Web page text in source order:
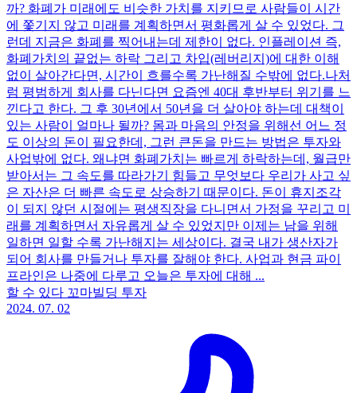
까? 화폐가 미래에도 비슷한 가치를 지키므로 사람들이 시간
에 쫓기지 않고 미래를 계획하면서 평화롭게 살 수 있었다. 그
런데 지금은 화폐를 찍어내는데 제한이 없다. 인플레이션 즉,
화폐가치의 끝없는 하락 그리고 차입(레버리지)에 대한 이해
없이 살아간다면, 시간이 흐를수록 가난해질 수밖에 없다.나처
럼 평범하게 회사를 다닌다면 요즘엔 40대 후반부터 위기를 느
낀다고 한다. 그 후 30년에서 50년을 더 살아야 하는데 대책이
있는 사람이 얼마나 될까? 몸과 마음의 안정을 위해선 어느 정
도 이상의 돈이 필요한데, 그런 큰돈을 만드는 방법은 투자와
사업밖에 없다. 왜냐면 화폐가치는 빠르게 하락하는데, 월급만
받아서는 그 속도를 따라가기 힘들고 무엇보다 우리가 사고 싶
은 자산은 더 빠른 속도로 상승하기 때문이다. 돈이 휴지조각
이 되지 않던 시절에는 평생직장을 다니면서 가정을 꾸리고 미
래를 계획하면서 자유롭게 살 수 있었지만 이제는 남을 위해
일하면 일할 수록 가난해지는 세상이다. 결국 내가 생산자가
되어 회사를 만들거나 투자를 잘해야 한다. 사업과 현금 파이
프라인은 나중에 다루고 오늘은 투자에 대해 ...
할 수 있다 꼬마빌딩 투자
2024. 07. 02